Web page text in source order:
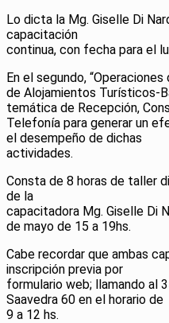
Lo dicta la Mg. Giselle Di
capacitación
continua, con fecha para el
En el segundo,
de Alojamientos Turísticos-
temática de Recepción,
Telefonía para generar un
el desempeño de dichas
actividades.
Consta de 8 horas de taller
de la
capacitadora Mg. Giselle Di
de mayo de 15 a 19hs.
Cabe recordar que ambas
inscripción previa por
formulario web; llamando al
Saavedra 60 en el horario de
9 a 12 hs.